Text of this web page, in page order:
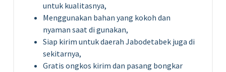
untuk kualitasnya,
Menggunakan bahan yang kokoh dan
nyaman saat di gunakan,
Siap kirim untuk daerah Jabodetabek juga di
sekitarnya,
Gratis ongkos kirim dan pasang bongkar